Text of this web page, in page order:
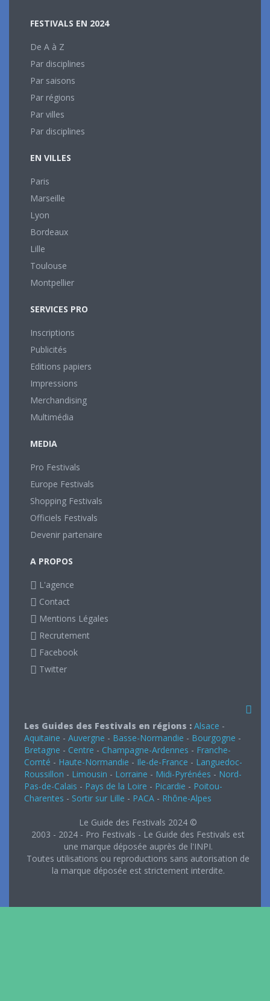
FESTIVALS EN 2024
De A à Z
Par disciplines
Par saisons
Par régions
Par villes
Par disciplines
EN VILLES
Paris
Marseille
Lyon
Bordeaux
Lille
Toulouse
Montpellier
SERVICES PRO
Inscriptions
Publicités
Editions papiers
Impressions
Merchandising
Multimédia
MEDIA
Pro Festivals
Europe Festivals
Shopping Festivals
Officiels Festivals
Devenir partenaire
A PROPOS
L'agence
Contact
Mentions Légales
Recrutement
Facebook
Twitter
Les Guides des Festivals en régions : Alsace -
Aquitaine - Auvergne - Basse-Normandie - Bourgogne -
Bretagne - Centre - Champagne-Ardennes - Franche-
Comté - Haute-Normandie - Ile-de-France - Languedoc-
Roussillon - Limousin - Lorraine - Midi-Pyrénées - Nord-
Pas-de-Calais - Pays de la Loire - Picardie - Poitou-
Charentes - Sortir sur Lille - PACA - Rhône-Alpes
Le Guide des Festivals 2024 ©
2003 - 2024 - Pro Festivals - Le Guide des Festivals est
une marque déposée auprès de l'INPI.
Toutes utilisations ou reproductions sans autorisation de
la marque déposée est strictement interdite.